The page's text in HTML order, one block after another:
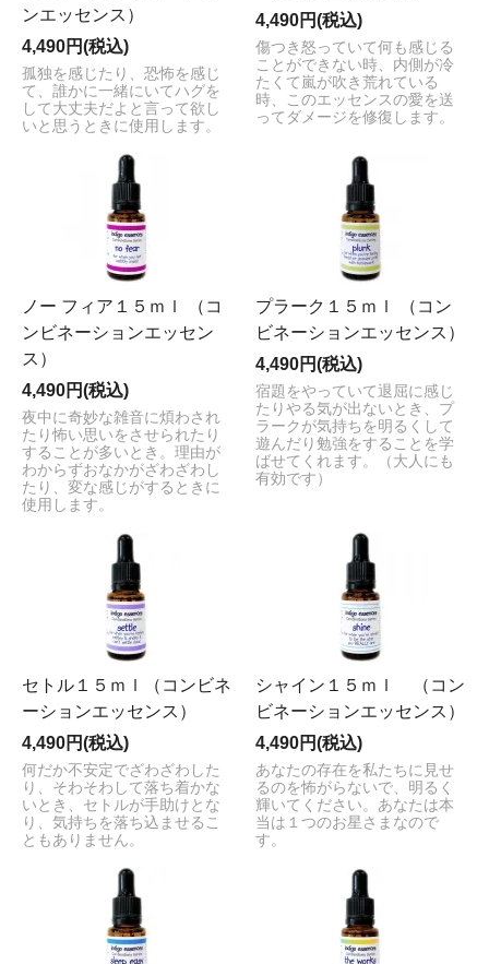
ンエッセンス）
4,490円(税込)
孤独を感じたり、恐怖を感じ
て、誰かに一緒にいてハグを
して大丈夫だよと言って欲し
いと思うときに使用します。
4,490円(税込)
傷つき怒っていて何も感じる
ことができない時、内側が冷
たくて嵐が吹き荒れている
時、このエッセンスの愛を送
ってダメージを修復します。
ノー フィア１５ｍｌ （コ
ンビネーションエッセン
ス）
4,490円(税込)
夜中に奇妙な雑音に煩わされ
たり怖い思いをさせられたり
することが多いとき。理由が
わからずおなかがざわざわし
たり、変な感じがするときに
使用します。
プラーク１５ｍｌ （コン
ビネーションエッセンス）
4,490円(税込)
宿題をやっていて退屈に感じ
たりやる気が出ないとき、プ
ラークが気持ちを明るくして
遊んだり勉強をすることを学
ばせてくれます。（大人にも
有効です）
セトル１５ｍｌ（コンビネ
ーションエッセンス）
4,490円(税込)
何だか不安定でざわざわした
り、そわそわして落ち着かな
いとき、セトルが手助けとな
り、気持ちを落ち込ませるこ
ともありません。
シャイン１５ｍｌ （コン
ビネーションエッセンス）
4,490円(税込)
あなたの存在を私たちに見せ
るのを怖がらないで、明るく
輝いてください。あなたは本
当は１つのお星さまなので
す。